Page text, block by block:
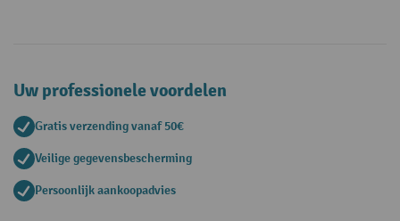
Uw professionele voordelen
Gratis verzending vanaf 50€
Veilige gegevensbescherming
Persoonlijk aankoopadvies